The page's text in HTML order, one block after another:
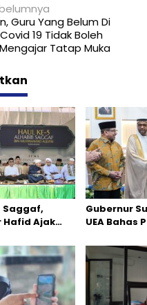
Guru Yang Belum Di
19 Tidak Boleh
Tatap Muka
Saggaf,
Hafid Ajak
Gubernur
UEA Bahas